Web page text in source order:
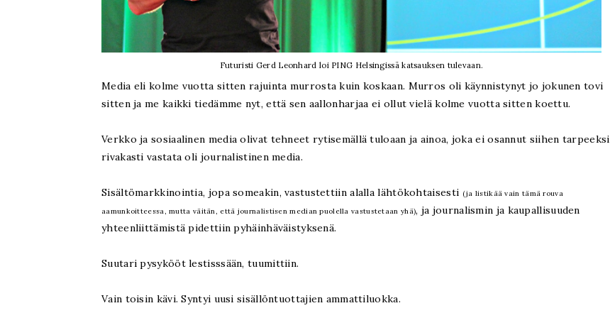
Futuristi Gerd Leonhard loi PING Helsingissä katsauksen tulevaan.
Media eli kolme vuotta sitten rajuinta murrosta kuin koskaan. Murros oli käynnistynyt jo jokunen tovi
sitten ja me kaikki tiedämme nyt, että sen aallonharjaa ei ollut vielä kolme vuotta sitten koettu.
Verkko ja sosiaalinen media olivat tehneet rytisemällä tuloaan ja ainoa, joka ei osannut siihen tarpeeksi
rivakasti vastata oli journalistinen media.
Sisältömarkkinointia, jopa someakin, vastustettiin alalla lähtökohtaisesti (ja listikää vain tämä rouva
aamunkoitteessa, mutta väitän, että journalistisen median puolella vastustetaan yhä), ja journalismin ja kaupallisuuden
yhteenliittämistä pidettiin pyhäinhäväistyksenä.
Suutari pysykööt lestisssään, tuumittiin.
Vain toisin kävi. Syntyi uusi sisällöntuottajien ammattiluokka.